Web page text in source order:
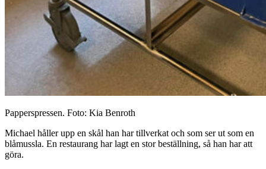
Papperspressen. Foto: Kia Benroth
Michael håller upp en skål han har tillverkat och som ser ut som en
blåmussla. En restaurang har lagt en stor beställning, så han har att
göra.